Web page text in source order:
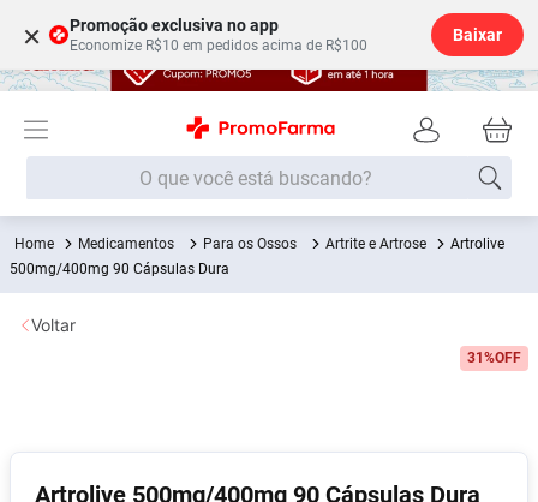
× Promoção exclusiva no app
Economize R$10 em pedidos acima de R$100
Baixar
O que você está buscando?
Medicamentos Para os Ossos Artrite e Artrose
Artrolive
500mg/400mg 90 Cápsulas Dura
31%OFF
Artrolive 500mg/400mg 90 Cápsulas Dura
Voltar
Termos mais buscados
1º Fralda
2
5º Fralda G
6º Shampoo